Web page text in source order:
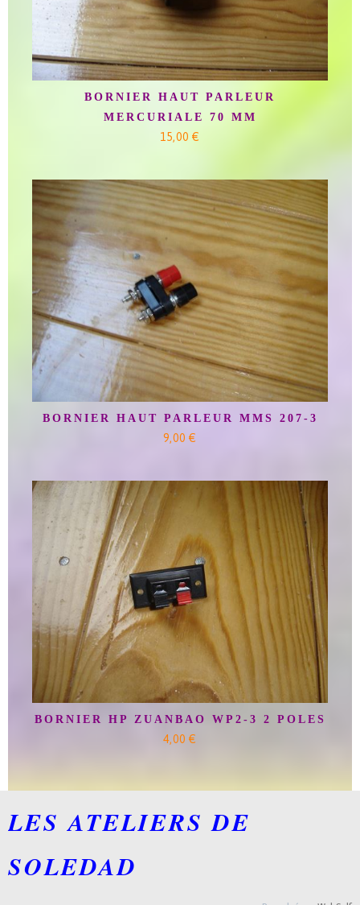
BORNIER HAUT PARLEUR
MERCURIALE 70 MM
15,00 €
BORNIER HAUT PARLEUR MMS 207-3
9,00 €
BORNIER HP ZUANBAO WP2-3 2 POLES
4,00 €
LES ATELIERS DE
SOLEDAD